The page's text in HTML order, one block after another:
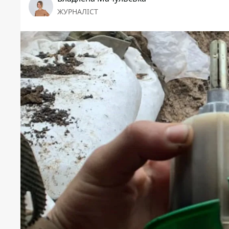
ЖУРНАЛІСТ